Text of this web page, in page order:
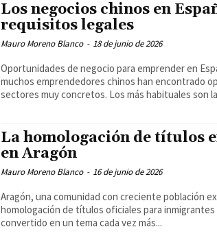
Los negocios chinos en
requisitos legales
Mauro Moreno Blanco - 18 de junio de 2026
Oportunidades de negocio para emprender en
muchos emprendedores chinos han encontrado
sectores muy concretos. Los más habituales son
La homologación de títulos
en Aragón
Mauro Moreno Blanco - 16 de junio de 2026
Aragón, una comunidad con creciente población
homologación de títulos oficiales para inmigrantes
convertido en un tema cada vez más...